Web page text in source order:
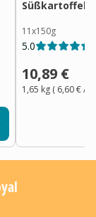
Süßkartoffel
11x150g
5.0
10,89 €
1,65 kg ( 6,60 €/ 1